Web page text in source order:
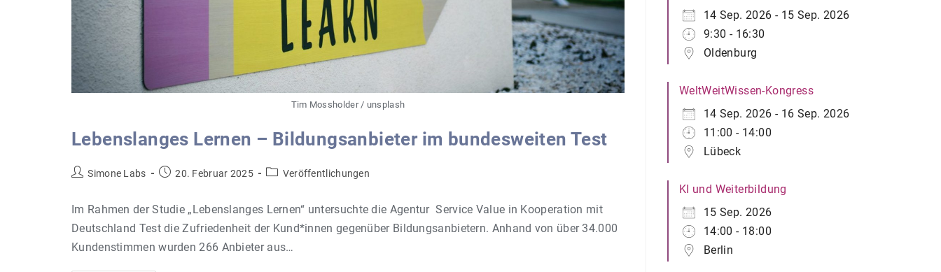
Tim Mossholder / unsplash
Lebenslanges Lernen – Bildungsanbieter im bundesweiten Test
Beitrags-
Simone Labs
Beitrag20. Februar 2025
Beitrags-
Veröffentlichungen
Im Rahmen der Studie „Lebenslanges Lernen“ untersuchte die Agentur Service Value in Kooperation mit
Deutschland Test die Zufriedenheit der Kund*innen gegenüber Bildungsanbietern. Anhand von über 34.000
Kundenstimmen wurden 266 Anbieter aus…
14 Sep. 2026 - 15 Sep. 2026
9:30 - 16:30
Oldenburg
WeltWeitWissen-Kongress
14 Sep. 2026 - 16 Sep. 2026
11:00 - 14:00
Lübeck
KI und Weiterbildung
15 Sep. 2026
14:00 - 18:00
Berlin